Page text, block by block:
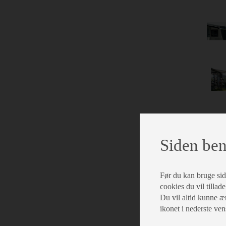
Siden
Før du kan bruge
cookies du vil
Du vil altid kunne
ikonet i nederste